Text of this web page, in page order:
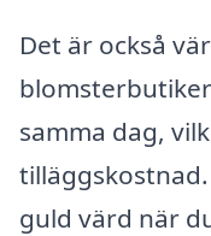
Det är också
samma dag,
guld värd när